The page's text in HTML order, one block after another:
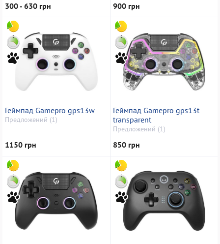
300 - 630 грн 900 грн
Геймпад Gamepro gps13w
Предложений (1)
1150 грн
Геймпад Gamepro gps13t
transparent
Предложений (1)
850 грн